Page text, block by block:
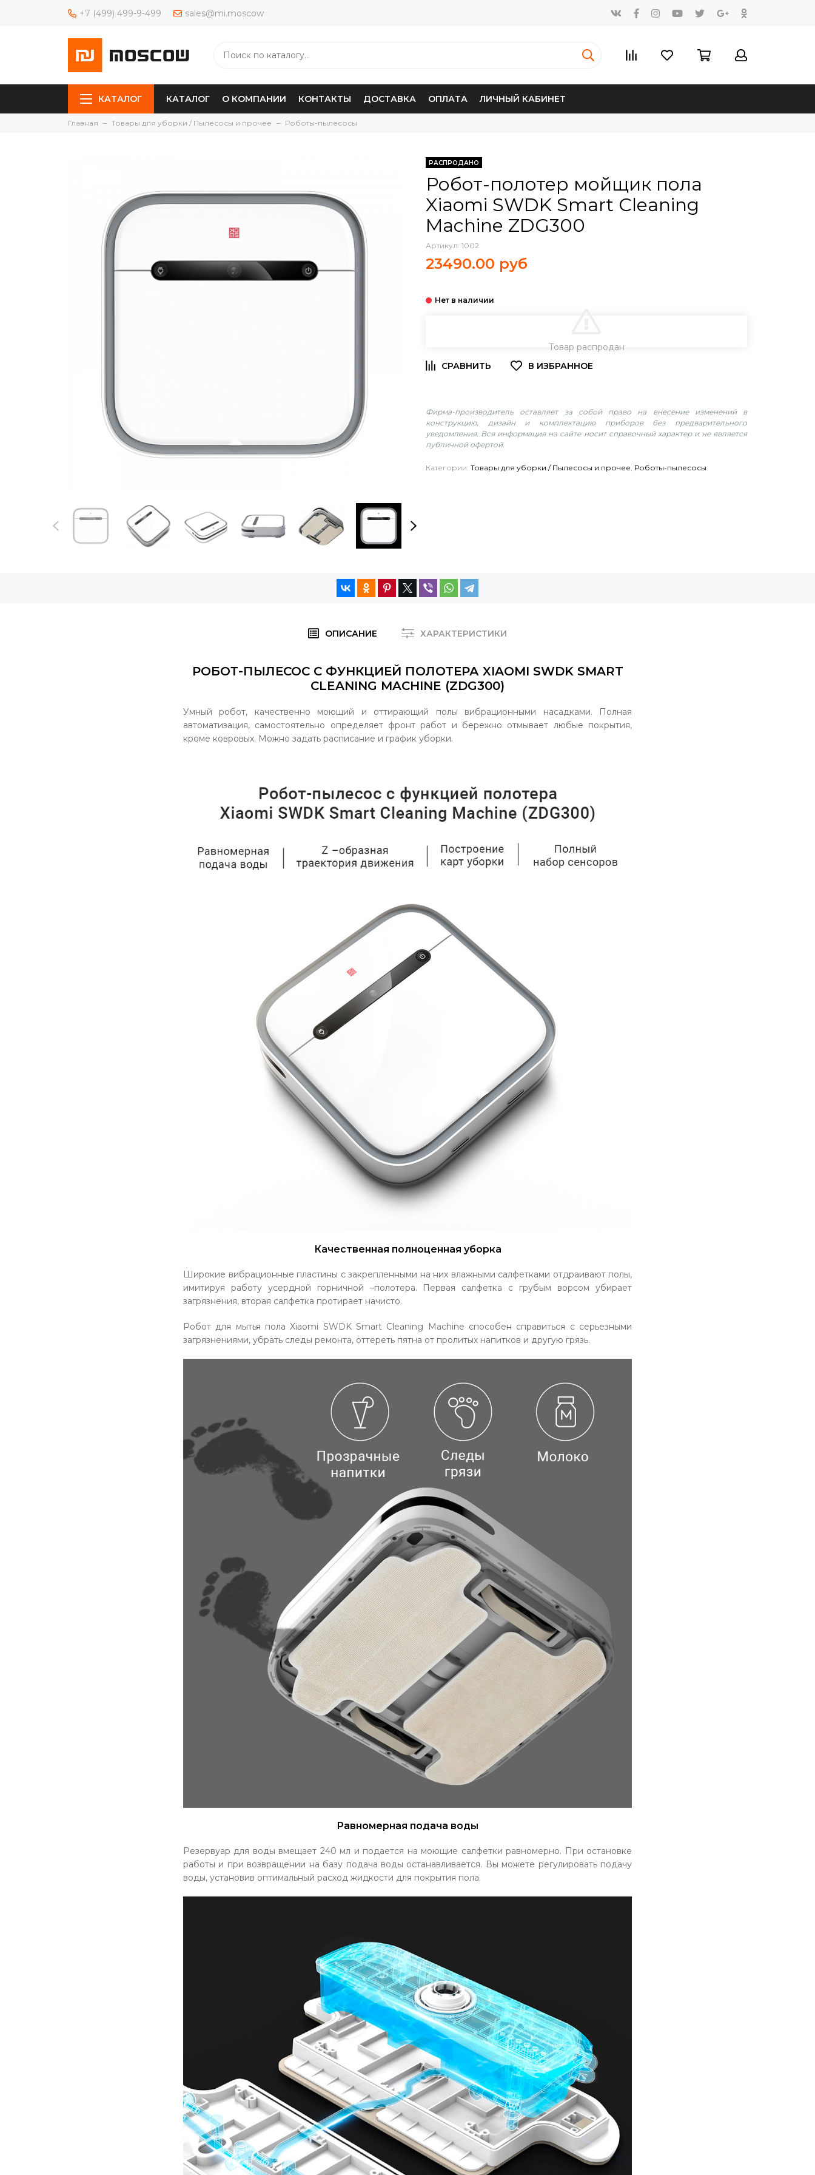
+7 (499) 499-9-499 sales@mi.moscow
КАТАЛОГ КАТАЛОГ О КОМПАНИИ КОНТАКТЫ ДОСТАВКА ОПЛАТА ЛИЧНЫЙ КАБИНЕТ
Главная Товары для уборки / Пылесосы и прочее Роботы-пылесосы
РАСПРОДАНО
Робот-полотер мойщик пола
Xiaomi SWDK Smart Cleaning
Machine ZDG300
Артикул: 1002
23490.00 руб
Товар распродан
Фирма-производитель оставляет за собой право на внесение изменений в
конструкцию, дизайн и комплектацию приборов без предварительного
уведомления. Вся информация на сайте носит справочный характер и не является
публичной офертой.
Категории: Товары для уборки / Пылесосы и прочее Роботы-пылесосы
ОПИСАНИЕ ХАРАКТЕРИСТИКИ
РОБОТ-ПЫЛЕСОС С ФУНКЦИЕЙ ПОЛОТЕРА XIAOMI SWDK SMART
CLEANING MACHINE (ZDG300)
Умный робот, качественно моющий и оттирающий полы вибрационными насадками. Полная
автоматизация, самостоятельно определяет фронт работ и бережно отмывает любые покрытия,
кроме ковровых. Можно задать расписание и график уборки.
Качественная полноценная уборка
Широкие вибрационные пластины с закрепленными на них влажными салфетками отдраивают полы,
имитируя работу усердной горничной –полотера. Первая салфетка с грубым ворсом убирает
загрязнения, вторая салфетка протирает начисто.
Робот для мытья пола Xiaomi SWDK Smart Cleaning Machine способен справиться с серьезными
загрязнениями, убрать следы ремонта, оттереть пятна от пролитых напитков и другую грязь.
Равномерная подача воды
Резервуар для воды вмещает 240 мл и подается на моющие салфетки равномерно. При остановке
работы и при возвращении на базу подача воды останавливается. Вы можете регулировать подачу
воды, установив оптимальный расход жидкости для покрытия пола.